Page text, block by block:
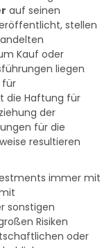
und
auf seinen
stellen
Kauf oder
liegen
für
Haftung für
der
für die
resultieren
immer mit
sonstigen
Risiken